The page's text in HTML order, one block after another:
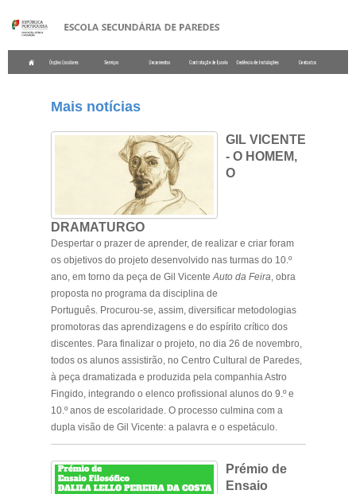
Mais notícias
GIL VICENTE
- O HOMEM,
O
DRAMATURGO
Despertar o prazer de aprender, de realizar e criar foram
os objetivos do projeto desenvolvido nas turmas do 10.º
ano, em torno da peça de Gil Vicente Auto da Feira , obra
proposta no programa da disciplina de
Português. Procurou-se, assim, diversificar metodologias
promotoras das aprendizagens e do espírito crítico dos
discentes. Para finalizar o projeto, no dia 26 de novembro,
todos os alunos assistirão, no Centro Cultural de Paredes,
à peça dramatizada e produzida pela companhia Astro
Fingido, integrando o elenco profissional alunos do 9.º e
10.º anos de escolaridade. O processo culmina com a
dupla visão de Gil Vicente: a palavra e o espetáculo.
Prémio de
Ensaio